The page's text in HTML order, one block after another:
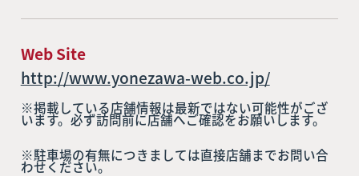
Web Site
http://www.yonezawa-web.co.jp/
※掲載している店舗情報は最新ではない可能性がござ
います。必ず訪問前に店舗へご確認をお願いします。
※駐車場の有無につきましては直接店舗までお問い合
わせください。